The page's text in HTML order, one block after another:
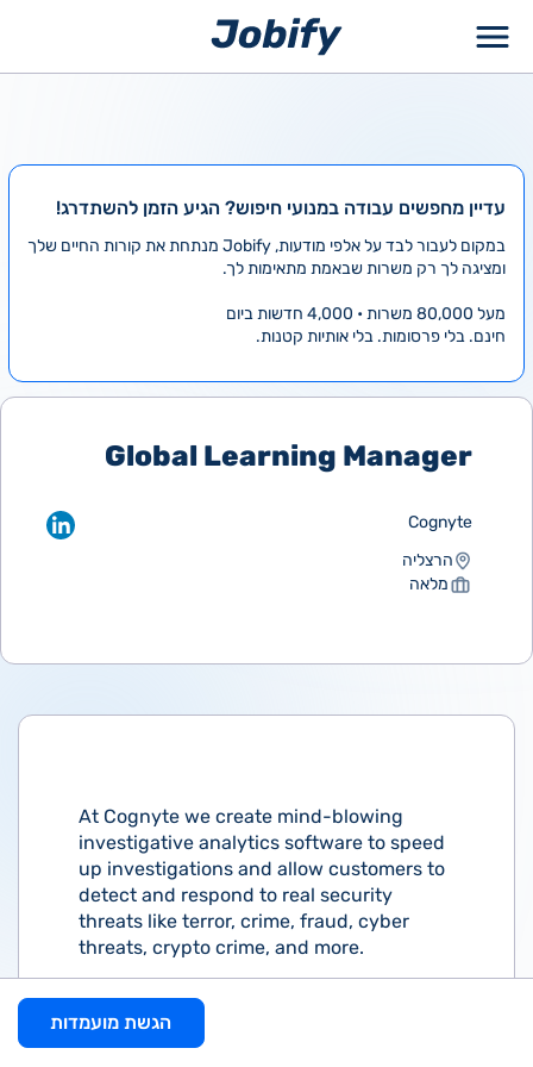
עדיין מחפשים עבודה במנועי חיפוש? הגיע הזמן להשתדרג!
במקום לעבור לבד על אלפי מודעות, Jobify מנתחת את קורות החיים שלך
ומציגה לך רק משרות שבאמת מתאימות לך.
מעל 80,000 משרות • 4,000 חדשות ביום
חינם. בלי פרסומות. בלי אותיות קטנות.
Global Learning Manager
Cognyte
הרצליה
מלאה
At Cognyte we create mind-blowing
investigative analytics software to speed
up investigations and allow customers to
detect and respond to real security
threats like terror, crime, fraud, cyber
threats, crypto crime, and more.
So, if you want in on the action, let’s talk!
Your impact
הגשת מועמדות